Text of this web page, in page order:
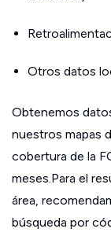
Otros datos
Obtenemos
nuestros mapas
cobertura de la
meses.Para el
área,
búsqueda por